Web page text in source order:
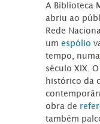
A Biblioteca
abriu ao
Rede
umespólio
tempo, numa
século XIX.
histórico da
obra de
também